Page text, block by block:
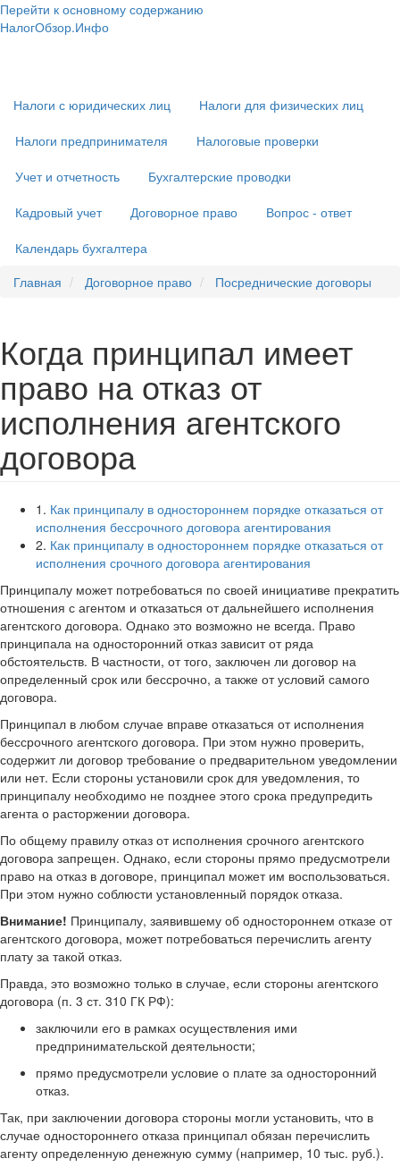
Перейти к основному содержанию
НалогОбзор.Инфо
Налоги с юридических лиц
Налоги для физических лиц
Налоги предпринимателя
Налоговые проверки
Учет и отчетность
Бухгалтерские проводки
Кадровый учет
Договорное право
Вопрос - ответ
Календарь бухгалтера
Главная
Договорное право Посреднические договоры
Когда принципал имеет
право на отказ от
исполнения агентского
договора
1. Как принципалу в одностороннем порядке отказаться от
исполнения бессрочного договора агентирования
2. Как принципалу в одностороннем порядке отказаться от
исполнения срочного договора агентирования
Принципалу может потребоваться по своей инициативе прекратить
отношения с агентом и отказаться от дальнейшего исполнения
агентского договора. Однако это возможно не всегда. Право
принципала на односторонний отказ зависит от ряда
обстоятельств. В частности, от того, заключен ли договор на
определенный срок или бессрочно, а также от условий самого
договора.
Принципал в любом случае вправе отказаться от исполнения
бессрочного агентского договора. При этом нужно проверить,
содержит ли договор требование о предварительном уведомлении
или нет. Если стороны установили срок для уведомления, то
принципалу необходимо не позднее этого срока предупредить
агента о расторжении договора.
По общему правилу отказ от исполнения срочного агентского
договора запрещен. Однако, если стороны прямо предусмотрели
право на отказ в договоре, принципал может им воспользоваться.
При этом нужно соблюсти установленный порядок отказа.
Внимание! Принципалу, заявившему об одностороннем отказе от
агентского договора, может потребоваться перечислить агенту
плату за такой отказ.
Правда, это возможно только в случае, если стороны агентского
договора (п. 3 ст. 310 ГК РФ):
заключили его в рамках осуществления ими
предпринимательской деятельности;
прямо предусмотрели условие о плате за односторонний
отказ.
Так, при заключении договора стороны могли установить, что в
случае одностороннего отказа принципал обязан перечислить
агенту определенную денежную сумму (например, 10 тыс. руб.).